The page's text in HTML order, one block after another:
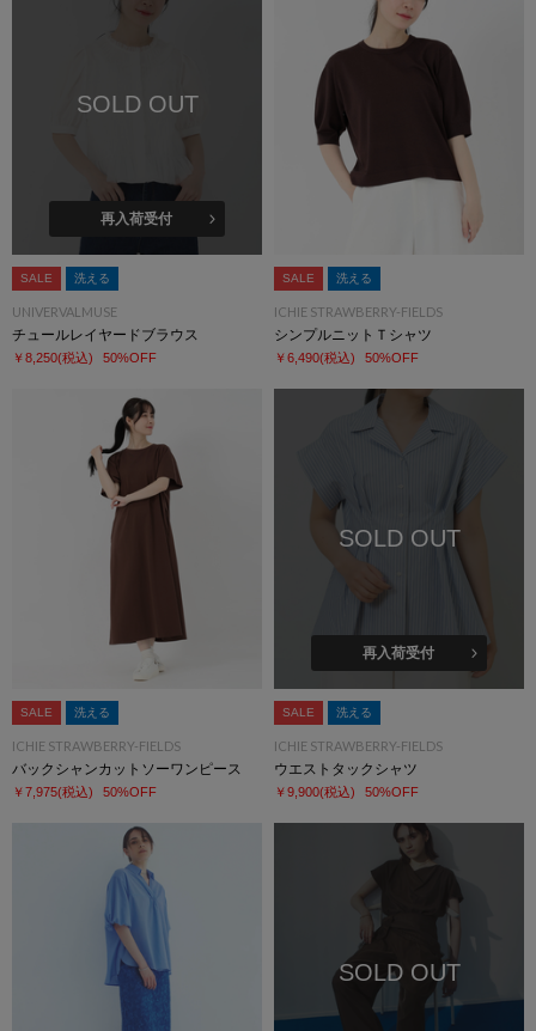
SOLD OUT
再入荷受付
SALE 洗える
UNIVERVALMUSE
チュールレイヤードブラウス
￥8,250(税込) 50%OFF
SALE 洗える
ICHIE STRAWBERRY-FIELDS
シンプルニットＴシャツ
￥6,490(税込) 50%OFF
SALE 洗える
ICHIE STRAWBERRY-FIELDS
バックシャンカットソーワンピース
￥7,975(税込) 50%OFF
SOLD OUT
再入荷受付
SALE 洗える
ICHIE STRAWBERRY-FIELDS
ウエストタックシャツ
￥9,900(税込) 50%OFF
SOLD OUT